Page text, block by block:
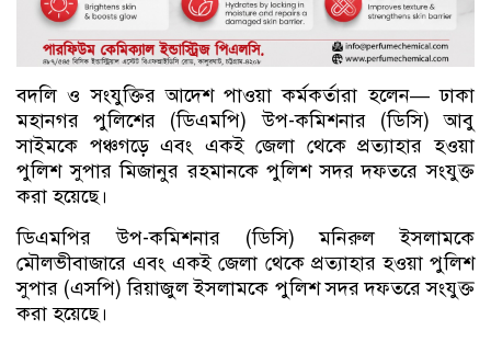
বদলি ও সংযুক্তির আদেশ পাওয়া কর্মকর্তারা হলেন— ঢাকা
মহানগর পুলিশের (ডিএমপি) উপ-কমিশনার (ডিসি) আবু
সাইমকে পঞ্চগড়ে এবং একই জেলা থেকে প্রত্যাহার হওয়া
পুলিশ সুপার মিজানুর রহমানকে পুলিশ সদর দফতরে সংযুক্ত
করা হয়েছে।
ডিএমপির উপ-কমিশনার (ডিসি) মনিরুল ইসলামকে
মৌলভীবাজারে এবং একই জেলা থেকে প্রত্যাহার হওয়া পুলিশ
সুপার (এসপি) রিয়াজুল ইসলামকে পুলিশ সদর দফতরে সংযুক্ত
করা হয়েছে।